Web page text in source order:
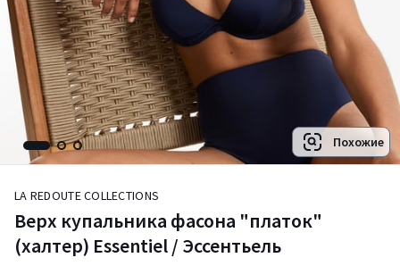
Похожие
LA REDOUTE COLLECTIONS
Верх купальника фасона "платок"
(халтер) Essentiel / Эссентьель